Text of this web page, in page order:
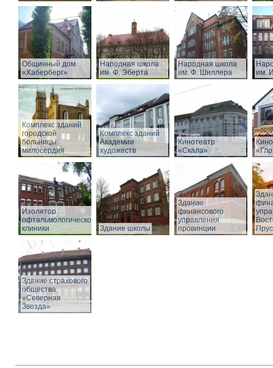
Общинный дом
«Хаберберг»
Народная школа
им. Ф. Эберта
Народная школа
им. Ф. Шиллера
им.
Комплекс зданий
городской
больницы
милосердия
Комплекс зданий
Академии
художеств
Кинотеатр
«Скала»
Изолятор
офтальмологической
клиники
Здание школы
Здание
финансового
управления
провинции
Здание страхового
общества
«Северная
Звезда»